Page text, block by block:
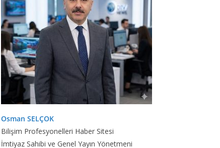
Osman SELÇOK
Bilişim Profesyonelleri Haber Sitesi
İmtiyaz Sahibi ve Genel Yayın Yönetmeni